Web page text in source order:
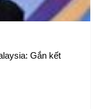
Gắn kết